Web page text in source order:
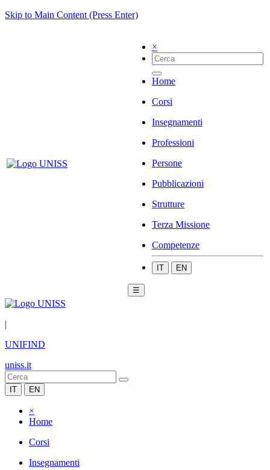
Skip to Main Content (Press Enter)
×
Home
Corsi
Insegnamenti
Professioni
Persone
Pubblicazioni
Strutture
Terza Missione
Competenze
IT EN
☰
|
UNIFIND
uniss.it
IT EN
×
Home
Corsi
Insegnamenti